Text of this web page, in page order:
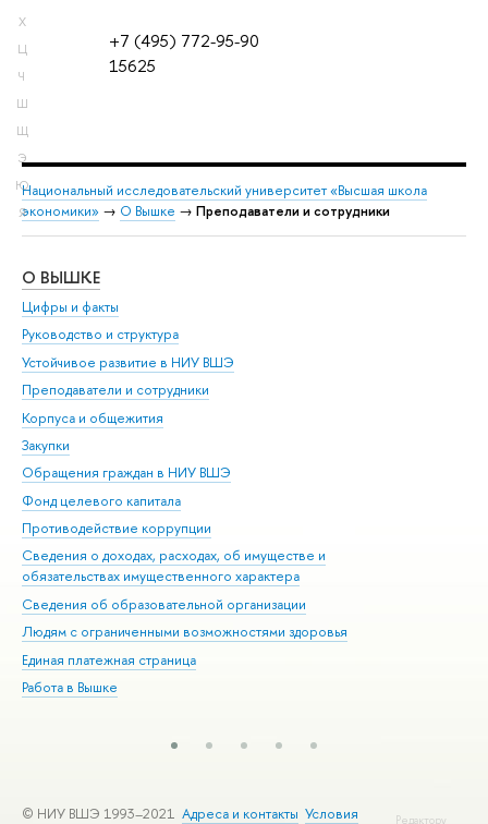
Х
Ц
Ч
Ш
Щ
Э
Ю
Я
+7 (495) 772-95-90
15625
Национальный исследовательский университет «Высшая школа
экономики» → О Вышке → Преподаватели и сотрудники
О ВЫШКЕ
Цифры и факты
Руководство и структура
Устойчивое развитие в НИУ ВШЭ
Преподаватели и сотрудники
Корпуса и общежития
Закупки
Обращения граждан в НИУ ВШЭ
Фонд целевого капитала
Противодействие коррупции
Сведения о доходах, расходах, об имуществе и
обязательствах имущественного характера
Сведения об образовательной организации
Людям с ограниченными возможностями здоровья
Единая платежная страница
Работа в Вышке
Редактору
© НИУ ВШЭ 1993–2021 Адреса и контакты Условия